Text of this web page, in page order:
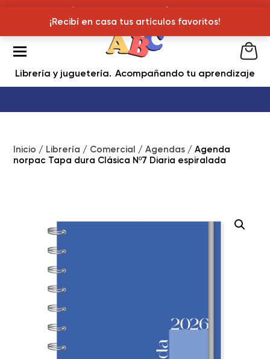
¡Recibí en casa tus articulos favoritos!
Librería y juguetería Acompañando tu aprendizaje
Inicio / Librería / Comercial /Agendas / Agenda
norpac Tapa dura Clásica Nº7 Diaria espiralada
¡Recibí en casa tus artículos favoritos!